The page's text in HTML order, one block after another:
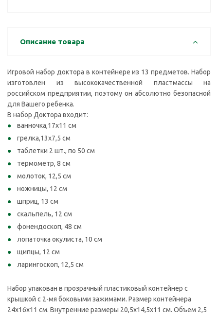
Описание товара
Игровой набор доктора в контейнере из 13 предметов. Набор
изготовлен из высококачественной пластмассы на
российском предприятии, поэтому он абсолютно безопасной
для Вашего ребенка.
В набор Доктора входит:
ванночка,17x11 см
грелка,13x7,5 см
таблетки 2 шт., по 50 см
термометр, 8 см
молоток, 12,5 см
ножницы, 12 см
шприц, 13 см
скальпель, 12 см
фонендоскоп, 48 см
лопаточка окулиста, 10 см
щипцы, 12 см
ларингоскоп, 12,5 см
Набор упакован в прозрачный пластиковый контейнер с
крышкой с 2-мя боковыми зажимами. Размер контейнера
24х16х11 см. Внутренние размеры 20,5х14,5х11 см. Объем 2,5